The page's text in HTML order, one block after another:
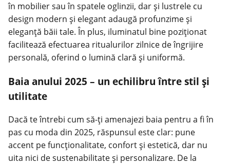
în mobilier sau în spatele oglinzii, dar și lustrele cu
design modern și elegant adaugă profunzime și
eleganță băii tale. În plus, iluminatul bine poziționat
facilitează efectuarea ritualurilor zilnice de îngrijire
personală, oferind o lumină clară și uniformă.
Baia anului 2025 – un echilibru între stil și
utilitate
Dacă te întrebi cum să-ți amenajezi baia pentru a fi în
pas cu moda din 2025, răspunsul este clar: pune
accent pe funcționalitate, confort și estetică, dar nu
uita nici de sustenabilitate și personalizare. De la